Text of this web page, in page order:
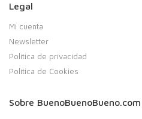
Legal
Mi cuenta
Newsletter
Política de privacidad
Política de Cookies
Sobre BuenoBuenoBueno.com